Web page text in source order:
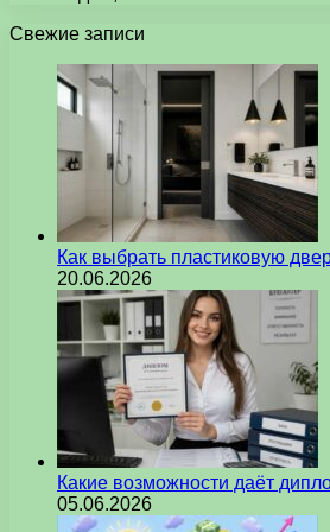
Свежие записи
Как выбрать пластиковую
20.06.2026
Какие возможности даёт
05.06.2026